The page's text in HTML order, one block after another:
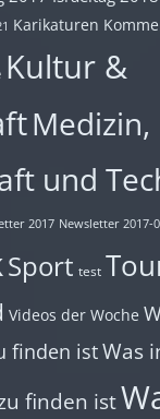
Karikaturen
Kultur &
Medizin,
und
2017 Newsletter 2017-
Sport test
Videos der Woche
finden istWas
finden ist